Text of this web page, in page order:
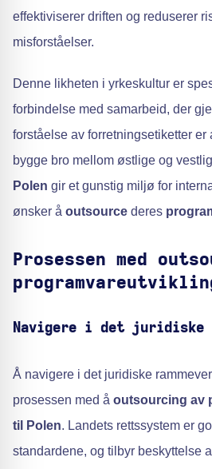
effektiviserer driften og reduserer
misforståelser.
Denne likheten i yrkeskultur er
forbindelse med samarbeid, der
forståelse av forretningsetiketter er
bygge bro mellom østlige og
Polen gir et gunstig miljø for
ønsker å outsource deres
Prosessen med
Navigere i det juridiske
Å navigere i det juridiske
prosessen med å outsourcing av
til Polen. Landets rettssystem er
standardene, og tilbyr beskyttelse